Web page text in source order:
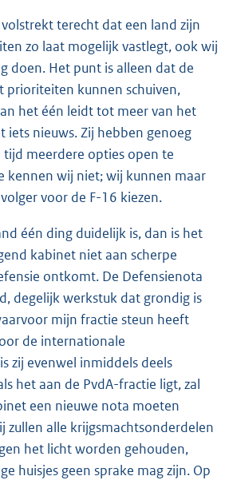
terecht dat een land zijn
zo laat mogelijk vastlegt, ook wij
doen. Het punt is alleen dat de
prioriteiten kunnen schuiven,
het één leidt tot meer van het
iets nieuws. Zij hebben genoeg
tijd meerdere opties open te
kennen wij niet; wij kunnen maar
voor de F-16 kiezen.
één ding duidelijk is, dan is het
kabinet niet aan scherpe
ontkomt. De Defensienota
degelijk werkstuk dat grondig is
mijn fractie steun heeft
de internationale
zij evenwel inmiddels deels
het aan de PvdA-fractie ligt, zal
een nieuwe nota moeten
zullen alle krijgsmachtsonderdelen
het licht worden gehouden,
huisjes geen sprake mag zijn. Op